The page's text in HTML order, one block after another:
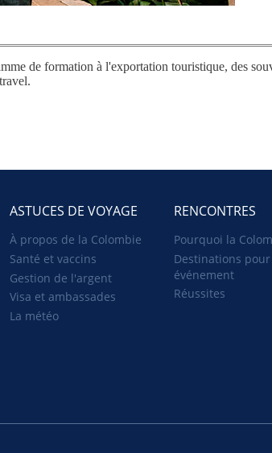
de formation à l'exportation touristique, des
ASTUCES DE VOYAGE
À propos de la Colombie
Santé et vaccins
Gestion de l'argent
Visa et ambassades
La météo
RENCONTRES
Pourquoi la
Destinations
événement
Réussites